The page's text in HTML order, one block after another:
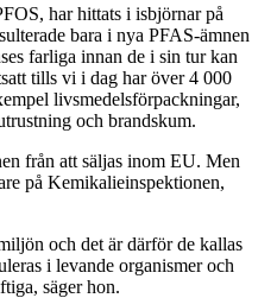
har hittats i isbjörnar på
bara i nya PFAS-ämnen
farliga innan de i sin tur kan
tills vi i dag har över 4 000
livsmedelsförpackningar,
och brandskum.
från att säljas inom EU. Men
på Kemikalieinspektionen,
och det är därför de kallas
i levande organismer och
säger hon.